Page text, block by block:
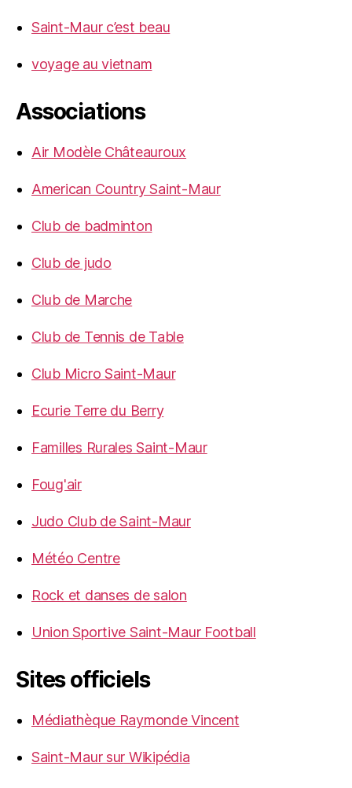
Saint-Maur c’est beau
voyage au vietnam
Associations
Air Modèle Châteauroux
American Country Saint-Maur
Club de badminton
Club de judo
Club de Marche
Club de Tennis de Table
Club Micro Saint-Maur
Ecurie Terre du Berry
Familles Rurales Saint-Maur
Foug'air
Judo Club de Saint-Maur
Météo Centre
Rock et danses de salon
Union Sportive Saint-Maur Football
Sites officiels
Médiathèque Raymonde Vincent
Saint-Maur sur Wikipédia